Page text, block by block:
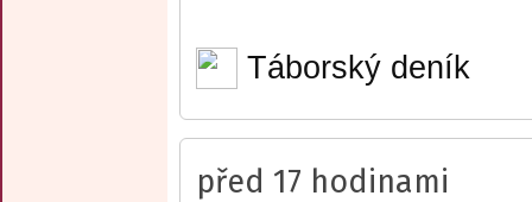
Táborský deník
před 17 hodinami